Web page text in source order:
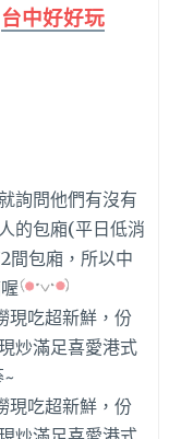
台中好好玩
詢問他們有沒有
的包廂(平日低消
包廂，所以中